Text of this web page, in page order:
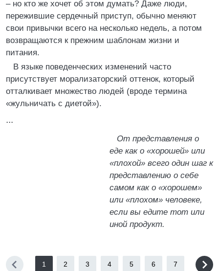
– но кто же хочет об этом думать? Даже люди,
пережившие сердечный приступ, обычно меняют
свои привычки всего на несколько недель, а потом
возвращаются к прежним шаблонам жизни и
питания.
В языке поведенческих изменений часто
присутствует морализаторский оттенок, который
отталкивает множество людей (вроде термина
«жульничать с диетой»).
...
От представления о
еде как о «хорошей» или
«плохой» всего один шаг к
представлению о себе
самом как о «хорошем»
или «плохом» человеке,
если вы едите тот или
иной продукт.
1 2 3 4 5 6 7